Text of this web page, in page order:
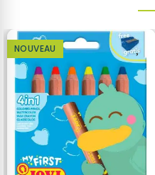
NOUVEAU